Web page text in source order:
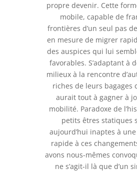
propre devenir. Cette
mobile, capable de
frontières d’un seul pas
en mesure de migrer
des auspices qui lui
favorables. S’adaptant à
milieux à la rencontre
riches de leurs bagages
aurait tout à gagner à
mobilité. Paradoxe de
petits êtres statiques
aujourd’hui inaptes à
rapide à ces
avons nous-mêmes
ne s’agit-il là que d’un